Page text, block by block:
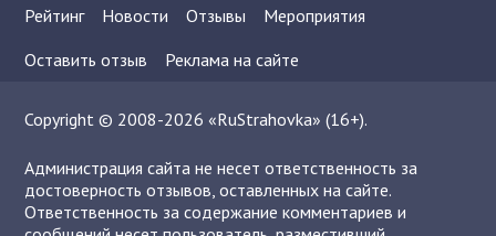
Рейтинг Новости Отзывы
Мероприятия
Оставить отзыв
Реклама на сайте
Copyright © 2008-2026 «RuStrahovka» (16+).
Администрация сайта не несет ответственность за
достоверность отзывов, оставленных на сайте.
Ответственность за содержание комментариев и